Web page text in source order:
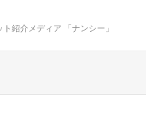
紹介メディア 「ナンシー」